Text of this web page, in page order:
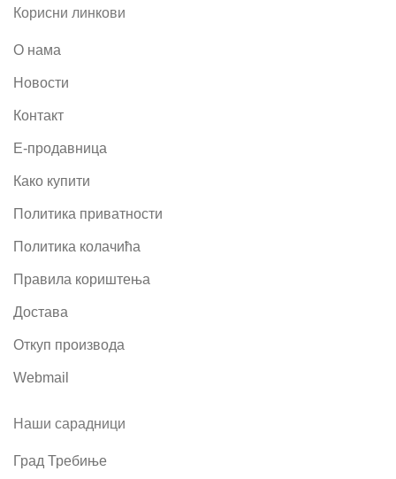
Корисни линкови
О нама
Новости
Контакт
Е-продавница
Како купити
Политика приватности
Политика колачића
Правила кориштења
Достава
Откуп производа
Webmail
Наши сарадници
Град Требиње